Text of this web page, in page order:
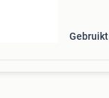
Gebruikt